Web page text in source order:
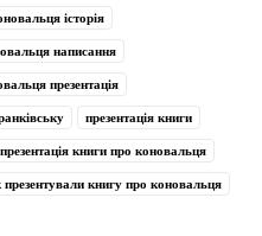
історія
написання
презентація
презентація книги
презентація книги про коновальця
презентували книгу про коновальця